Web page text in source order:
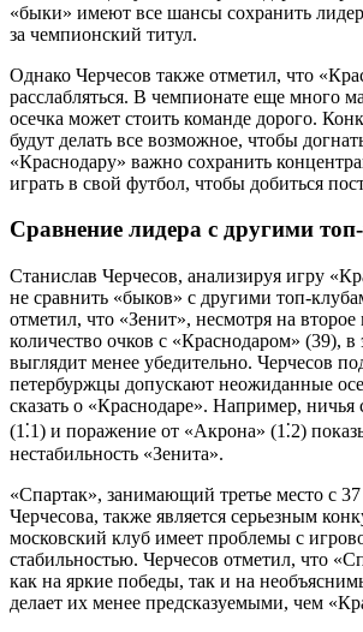
«быки» имеют все шансы сохранить
за чемпионский титул.
Однако Черчесов также отметил, что
расслабляться. В чемпионате еще много
осечка может стоить команде дорого.
будут делать все возможное, чтобы
«Краснодару» важно сохранить
играть в свой футбол, чтобы добиться
Сравнение лидера с другими
Станислав Черчесов, анализируя игру
не сравнить «быков» с другими топ-
отметил, что «Зенит», несмотря на второе
количество очков с «Краснодаром» (39), в
выглядит менее убедительно. Черчесов
петербуржцы допускают неожиданные
сказать о «Краснодаре». Например,
(1⁚1) и поражение от «Акрона» (1⁚2)
нестабильность «Зенита».
«Спартак», занимающий третье место с
Черчесова, также является серьезным
московский клуб имеет проблемы с
стабильностью. Черчесов отметил, что
как на яркие победы, так и на
делает их менее предсказуемыми, чем